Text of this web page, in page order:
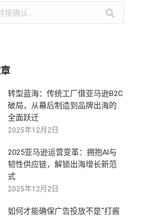
转型蓝海：传统工厂借亚马逊B2C
破局，从幕后制造到品牌出海的
全面跃迁
2025年12月2日
2025亚马逊运营变革：拥抱AI与
韧性供应链，解锁出海增长新范
式
2025年12月2日
如何才能确保广告投放不是“打酱